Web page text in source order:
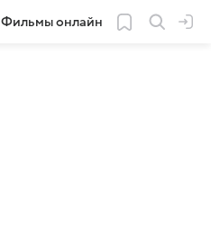
Фильмы онлайн